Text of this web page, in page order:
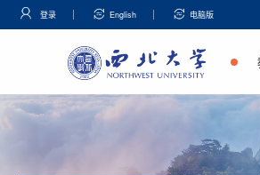
登录 English 电脑版